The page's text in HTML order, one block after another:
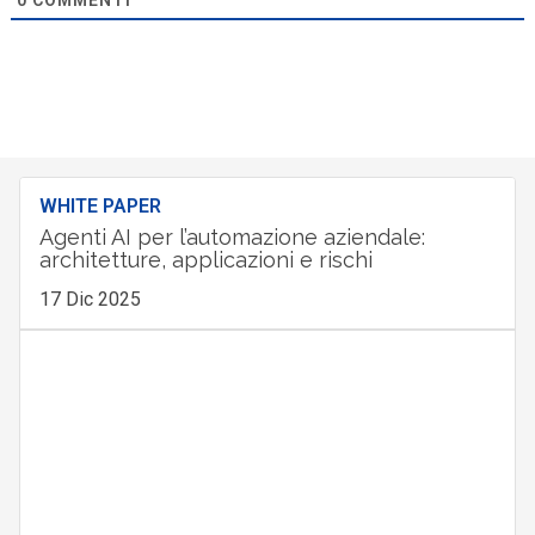
WHITE PAPER
Agenti AI per l’automazione aziendale:
architetture, applicazioni e rischi
17 Dic 2025